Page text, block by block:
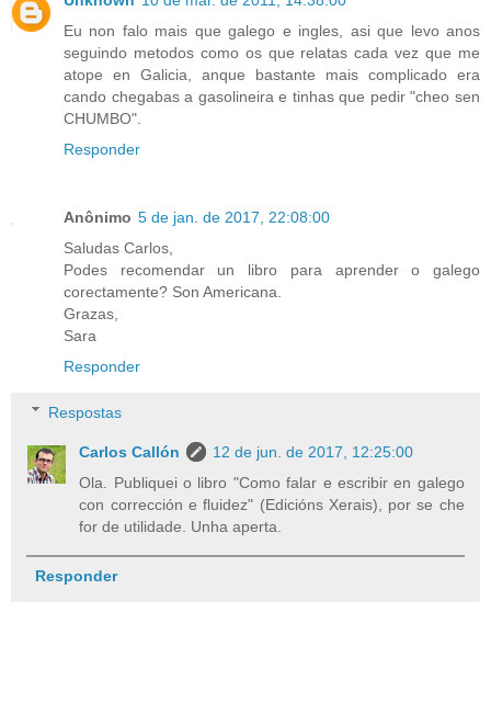
Eu non falo mais que galego e ingles, asi que levo anos
seguindo metodos como os que relatas cada vez que me
atope en Galicia, anque bastante mais complicado era
cando chegabas a gasolineira e tinhas que pedir "cheo sen
CHUMBO".
Responder
Anônimo 5 de jan. de 2017, 22:08:00
Saludas Carlos,
Podes recomendar un libro para aprender o galego
corectamente? Son Americana.
Grazas,
Sara
Responder
Respostas
Carlos Callón
12 de jun. de 2017, 12:25:00
Ola. Publiquei o libro "Como falar e escribir en galego
con corrección e fluidez" (Edicións Xerais), por se che
for de utilidade. Unha aperta.
Responder